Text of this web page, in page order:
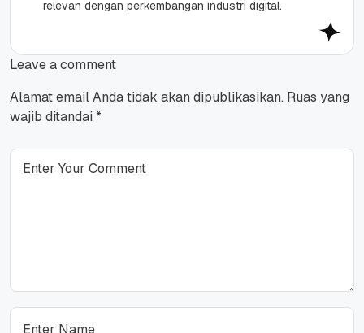
relevan dengan perkembangan industri digital.
Leave a comment
Alamat email Anda tidak akan dipublikasikan. Ruas yang
wajib ditandai *